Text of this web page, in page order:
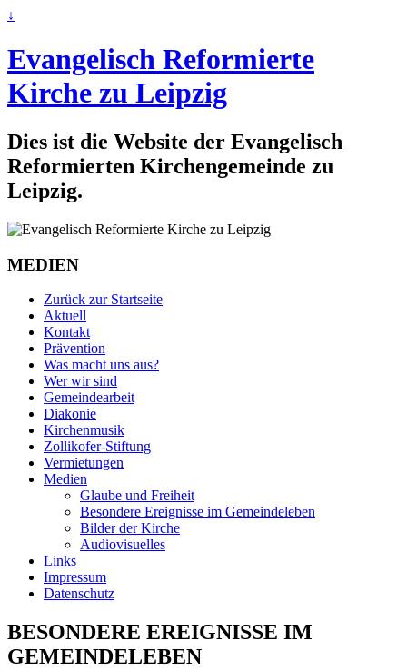
↓
Evangelisch Reformierte
Kirche zu Leipzig
Dies ist die Website der Evangelisch
Reformierten Kirchengemeinde zu
Leipzig.
MEDIEN
Zurück zur Startseite
Aktuell
Kontakt
Prävention
Was macht uns aus?
Wer wir sind
Gemeindearbeit
Diakonie
Kirchenmusik
Zollikofer-Stiftung
Vermietungen
Medien
Glaube und Freiheit
Besondere Ereignisse im Gemeindeleben
Bilder der Kirche
Audiovisuelles
Links
Impressum
Datenschutz
BESONDERE EREIGNISSE IM
GEMEINDELEBEN